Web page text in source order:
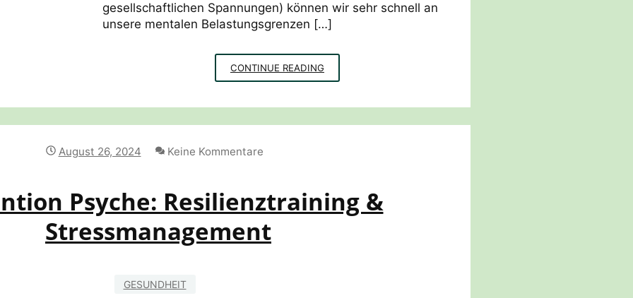
gesellschaftlichen Spannungen) können wir sehr schnell an
unsere mentalen Belastungsgrenzen […]
CONTINUE READING
MIT
FÜR
August 26, 2024 Keine Kommentare
Psyche: Resilienztraining &
Stressmanagement
GESUNDHEIT